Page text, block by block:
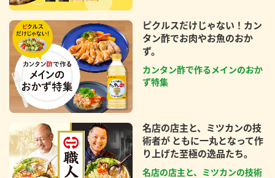
ピクルスだけじゃない！カン
タン酢でお肉やお魚のおか
ず。
カンタン酢で作るメインのおか
ず特集
名店の店主と、ミツカンの技
術者が ともに一丸となって作
り上げた至極の逸品たち。
名店の店主と、ミツカンの技術